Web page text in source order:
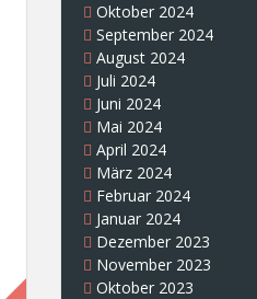
Oktober 2024
September 2024
August 2024
Juli 2024
Juni 2024
Mai 2024
April 2024
März 2024
Februar 2024
Januar 2024
Dezember 2023
November 2023
Oktober 2023